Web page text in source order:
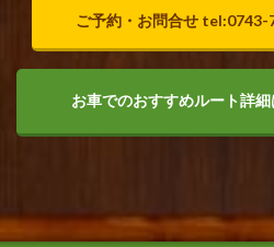
ご予約・お問合せ tel:0743-
お車でのおすすめルート詳